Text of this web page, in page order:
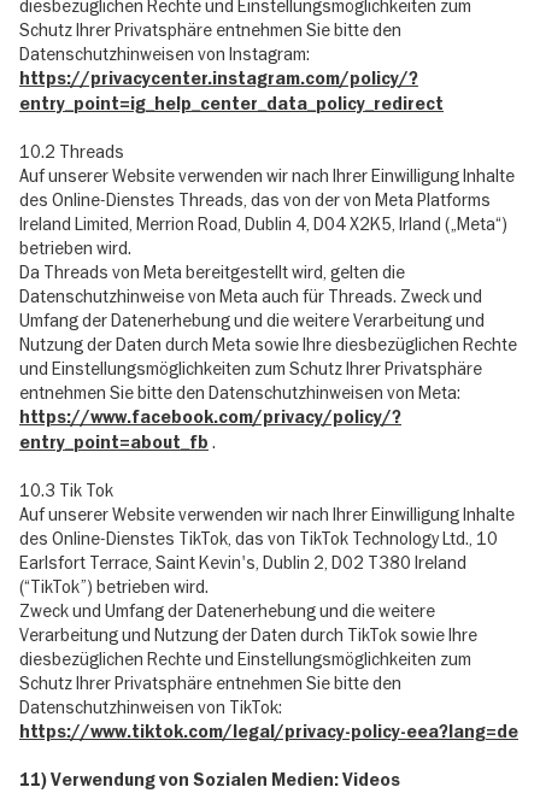
diesbezüglichen Rechte und Einstellungsmöglichkeiten zum
Schutz Ihrer Privatsphäre entnehmen Sie bitte den
Datenschutzhinweisen von Instagram:
https://privacycenter.instagram.com/policy/?
entry_point=ig_help_center_data_policy_redirect
10.2 Threads
Auf unserer Website verwenden wir nach Ihrer Einwilligung Inhalte
des Online-Dienstes Threads, das von der von Meta Platforms
Ireland Limited, Merrion Road, Dublin 4, D04 X2K5, Irland („Meta“)
betrieben wird.
Da Threads von Meta bereitgestellt wird, gelten die
Datenschutzhinweise von Meta auch für Threads. Zweck und
Umfang der Datenerhebung und die weitere Verarbeitung und
Nutzung der Daten durch Meta sowie Ihre diesbezüglichen Rechte
und Einstellungsmöglichkeiten zum Schutz Ihrer Privatsphäre
entnehmen Sie bitte den Datenschutzhinweisen von Meta:
https://www.facebook.com/privacy/policy/?
entry_point=about_fb .
10.3 Tik Tok
Auf unserer Website verwenden wir nach Ihrer Einwilligung Inhalte
des Online-Dienstes TikTok, das von TikTok Technology Ltd., 10
Earlsfort Terrace, Saint Kevin's, Dublin 2, D02 T380 Ireland
(“TikTok”) betrieben wird.
Zweck und Umfang der Datenerhebung und die weitere
Verarbeitung und Nutzung der Daten durch TikTok sowie Ihre
diesbezüglichen Rechte und Einstellungsmöglichkeiten zum
Schutz Ihrer Privatsphäre entnehmen Sie bitte den
Datenschutzhinweisen von TikTok:
https://www.tiktok.com/legal/privacy-policy-eea?lang=de
11) Verwendung von Sozialen Medien: Videos